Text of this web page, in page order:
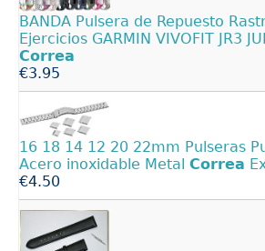
BANDA Pulsera de Repuesto
Ejercicios GARMIN VIVOFIT JR3
Correa
€3.95
16 18 14 12 20 22mm Pulseras
Acero inoxidable Metal Correa
€4.50